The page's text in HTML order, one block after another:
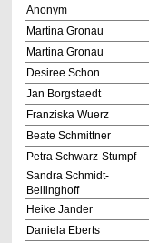
Anonym
Martina Gronau
Martina Gronau
Desiree Schon
Jan Borgstaedt
Franziska Wuerz
Beate Schmittner
Petra Schwarz-Stumpf
Sandra Schmidt-
Bellinghoff
Heike Jander
Daniela Eberts